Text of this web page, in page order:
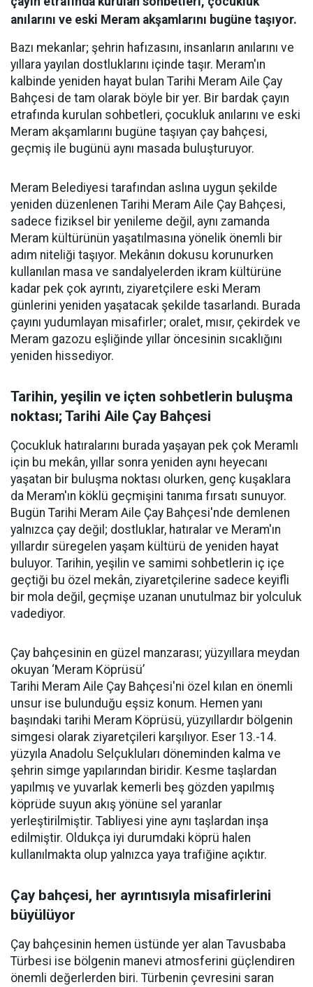
anılarını ve eski Meram akşamlarını bugüne taşıyor.
Bazı mekanlar; şehrin hafızasını, insanların anılarını ve
yıllara yayılan dostluklarını içinde taşır. Meram'ın
kalbinde yeniden hayat bulan Tarihi Meram Aile Çay
Bahçesi de tam olarak böyle bir yer. Bir bardak çayın
etrafında kurulan sohbetleri, çocukluk anılarını ve eski
Meram akşamlarını bugüne taşıyan çay bahçesi,
geçmiş ile bugünü aynı masada buluşturuyor.
Meram Belediyesi tarafından aslına uygun şekilde
yeniden düzenlenen Tarihi Meram Aile Çay Bahçesi,
sadece fiziksel bir yenileme değil, aynı zamanda
Meram kültürünün yaşatılmasına yönelik önemli bir
adım niteliği taşıyor. Mekânın dokusu korunurken
kullanılan masa ve sandalyelerden ikram kültürüne
kadar pek çok ayrıntı, ziyaretçilere eski Meram
günlerini yeniden yaşatacak şekilde tasarlandı. Burada
çayını yudumlayan misafirler; oralet, mısır, çekirdek ve
Meram gazozu eşliğinde yıllar öncesinin sıcaklığını
yeniden hissediyor.
Tarihin, yeşilin ve içten sohbetlerin buluşma
noktası; Tarihi Aile Çay Bahçesi
Çocukluk hatıralarını burada yaşayan pek çok Meramlı
için bu mekân, yıllar sonra yeniden aynı heyecanı
yaşatan bir buluşma noktası olurken, genç kuşaklara
da Meram'ın köklü geçmişini tanıma fırsatı sunuyor.
Bugün Tarihi Meram Aile Çay Bahçesi'nde demlenen
yalnızca çay değil; dostluklar, hatıralar ve Meram'ın
yıllardır süregelen yaşam kültürü de yeniden hayat
buluyor. Tarihin, yeşilin ve samimi sohbetlerin iç içe
geçtiği bu özel mekân, ziyaretçilerine sadece keyifli
bir mola değil, geçmişe uzanan unutulmaz bir yolculuk
vadediyor.
Çay bahçesinin en güzel manzarası; yüzyıllara meydan
okuyan ‘Meram Köprüsü’
Tarihi Meram Aile Çay Bahçesi'ni özel kılan en önemli
unsur ise bulunduğu eşsiz konum. Hemen yanı
başındaki tarihi Meram Köprüsü, yüzyıllardır bölgenin
simgesi olarak ziyaretçileri karşılıyor. Eser 13.-14.
yüzyıla Anadolu Selçukluları döneminden kalma ve
şehrin simge yapılarından biridir. Kesme taşlardan
yapılmış ve yuvarlak kemerli beş gözden yapılmış
köprüde suyun akış yönüne sel yaranlar
yerleştirilmiştir. Tabliyesi yine aynı taşlardan inşa
edilmiştir. Oldukça iyi durumdaki köprü halen
kullanılmakta olup yalnızca yaya trafiğine açıktır.
Çay bahçesi, her ayrıntısıyla misafirlerini
büyülüyor
Çay bahçesinin hemen üstünde yer alan Tavusbaba
Türbesi ise bölgenin manevi atmosferini güçlendiren
önemli değerlerden biri. Türbenin çevresini saran